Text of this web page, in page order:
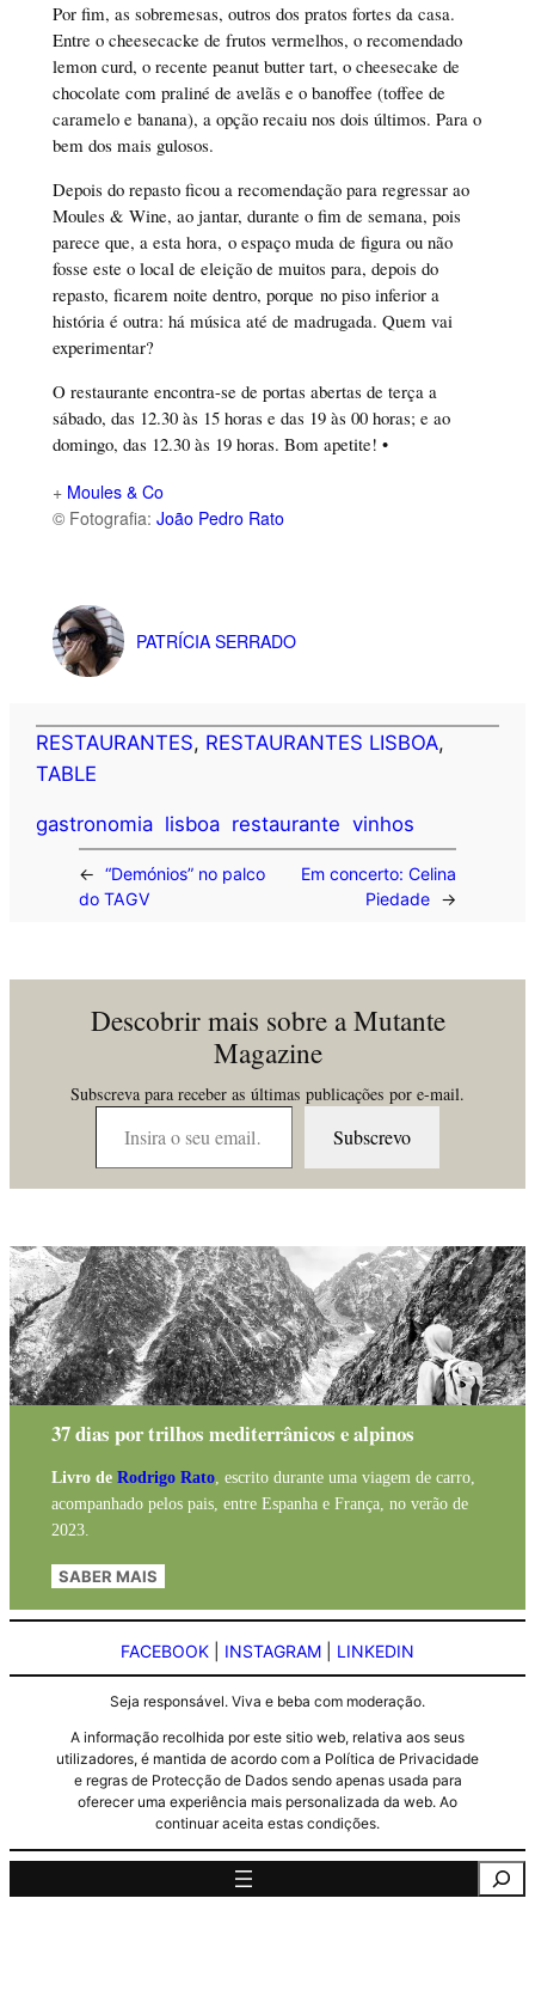
Por fim, as sobremesas, outros dos pratos fortes da casa.
Entre o cheesecacke de frutos vermelhos, o recomendado
lemon curd, o recente peanut butter tart, o cheesecake de
chocolate com praliné de avelãs e o banoffee (toffee de
caramelo e banana), a opção recaiu nos dois últimos. Para o
bem dos mais gulosos.
Depois do repasto ficou a recomendação para regressar ao
Moules & Wine, ao jantar, durante o fim de semana, pois
parece que, a esta hora, o espaço muda de figura ou não
fosse este o local de eleição de muitos para, depois do
repasto, ficarem noite dentro, porque no piso inferior a
história é outra: há música até de madrugada. Quem vai
experimentar?
O restaurante encontra-se de portas abertas de terça a
sábado, das 12.30 às 15 horas e das 19 às 00 horas; e ao
domingo, das 12.30 às 19 horas. Bom apetite! •
+ Moules & Co
© Fotografia: João Pedro Rato
PATRÍCIA SERRADO
RESTAURANTES, RESTAURANTES LISBOA
TABLE
gastronomia lisboa restaurante vinhos
←
“Demónios” no palco
do TAGV
Em concerto: Celina
Piedade
→
Descobrir mais sobre a Mutante
Magazine
Subscreva para receber as últimas publicações por e-mail.
Insira o seu email…
Subscrevo
37 dias por trilhos mediterrânicos e alpinos
Livro de Rodrigo Rato, escrito durante uma viagem de carro,
acompanhado pelos pais, entre Espanha e França, no verão de
2023.
SABER MAIS
FACEBOOK INSTAGRAM LINKEDIN
Seja responsável. Viva e beba com moderação.
A informação recolhida por este sitio web, relativa aos seus
utilizadores, é mantida de acordo com a Política de Privacidade
e regras de Protecção de Dados sendo apenas usada para
oferecer uma experiência mais personalizada da web. Ao
continuar aceita estas condições.